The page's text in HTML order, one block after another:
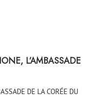
L’AMBASSADE
DE LA CORÉE DU